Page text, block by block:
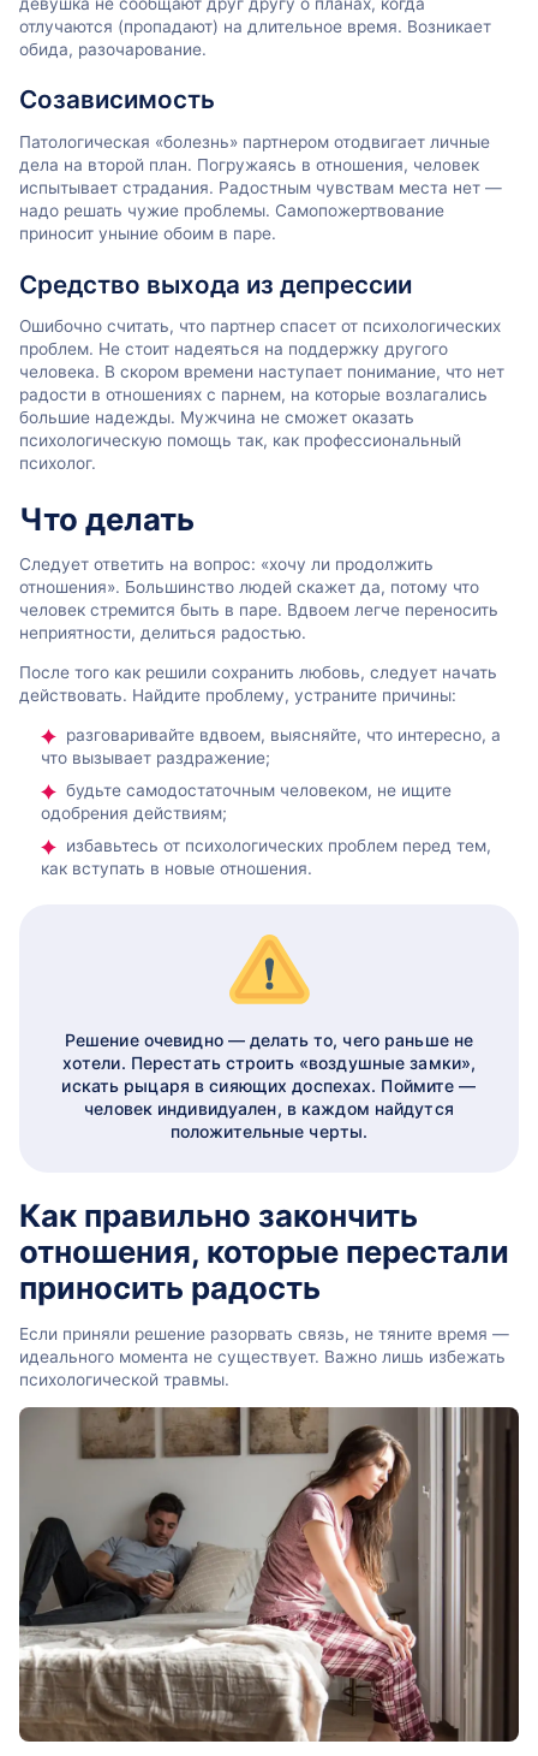
отлучаются (пропадают) на длительное время. Возникает
обида, разочарование.
Созависимость
Патологическая «болезнь» партнером отодвигает личные
дела на второй план. Погружаясь в отношения, человек
испытывает страдания. Радостным чувствам места нет —
надо решать чужие проблемы. Самопожертвование
приносит уныние обоим в паре.
Средство выхода из депрессии
Ошибочно считать, что партнер спасет от психологических
проблем. Не стоит надеяться на поддержку другого
человека. В скором времени наступает понимание, что нет
радости в отношениях с парнем, на которые возлагались
большие надежды. Мужчина не сможет оказать
психологическую помощь так, как профессиональный
психолог.
Что делать
Следует ответить на вопрос: «хочу ли продолжить
отношения». Большинство людей скажет да, потому что
человек стремится быть в паре. Вдвоем легче переносить
неприятности, делиться радостью.
После того как решили сохранить любовь, следует начать
действовать. Найдите проблему, устраните причины:
разговаривайте вдвоем, выясняйте, что интересно, а
что вызывает раздражение;
будьте самодостаточным человеком, не ищите
одобрения действиям;
избавьтесь от психологических проблем перед тем,
как вступать в новые отношения.
Решение очевидно — делать то, чего раньше не
хотели. Перестать строить «воздушные замки»,
искать рыцаря в сияющих доспехах. Поймите —
человек индивидуален, в каждом найдутся
положительные черты.
Как правильно закончить
отношения, которые перестали
приносить радость
Если приняли решение разорвать связь, не тяните время —
идеального момента не существует. Важно лишь избежать
психологической травмы.